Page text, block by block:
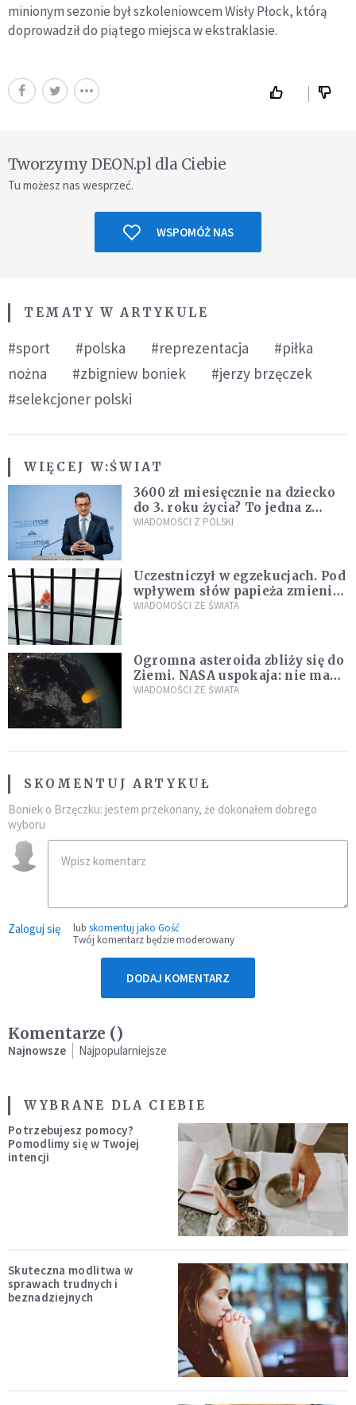
minionym sezonie był szkoleniowcem Wisły Płock, którą
doprowadził do piątego miejsca w ekstraklasie.
Tworzymy DEON.pl dla Ciebie
Tu możesz nas wesprzeć.
WSPOMÓŻ NAS
TEMATY W ARTYKULE
#sport #polska #reprezentacja
#piłka
nożna
#zbigniew boniek
#jerzy brzęczek
#selekcjoner polski
WIĘCEJ W:ŚWIAT
3600 zł miesięcznie na dziecko
do 3. roku życia? To jedna z
propozycji programu "Rozwój
WIADOMOŚCI Z POLSKI
Uczestniczył w egzekucjach. Pod
wpływem słów papieża zmienił
zdanie
WIADOMOŚCI ZE ŚWIATA
Ogromna asteroida zbliży się do
Ziemi. NASA uspokaja: nie ma
zagrożenia
WIADOMOŚCI ZE ŚWIATA
SKOMENTUJ ARTYKUŁ
Boniek o Brzęczku: jestem przekonany, że dokonałem dobrego
wyboru
Zaloguj się lub skomentuj jako Gość
Twój komentarz będzie moderowany
DODAJ KOMENTARZ
Komentarze ()
Najnowsze Najpopularniejsze
WYBRANE DLA CIEBIE
Potrzebujesz pomocy?
Pomodlimy się w Twojej
intencji
Skuteczna modlitwa w
sprawach trudnych i
beznadziejnych